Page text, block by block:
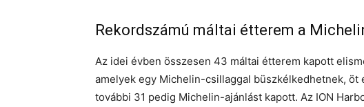
Rekordszámú máltai étterem a
Az idei évben összesen 43 máltai étterem kapott
amelyek egy Michelin-csillaggal büszkélkedhetnek,
további 31 pedig Michelin-ajánlást kapott. Az ION